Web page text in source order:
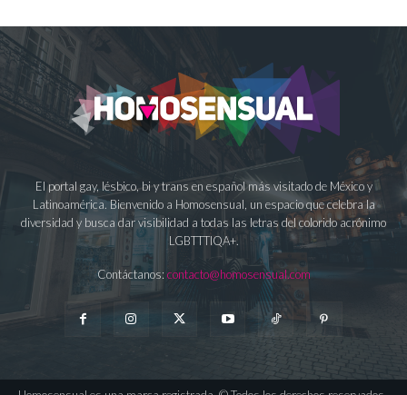
El portal gay, lésbico, bi y trans en español más visitado de México y
Latinoamérica. Bienvenido a Homosensual, un espacio que celebra la
diversidad y busca dar visibilidad a todas las letras del colorido acrónimo
LGBTTTIQA+.
Contáctanos: contacto@homosensual.com